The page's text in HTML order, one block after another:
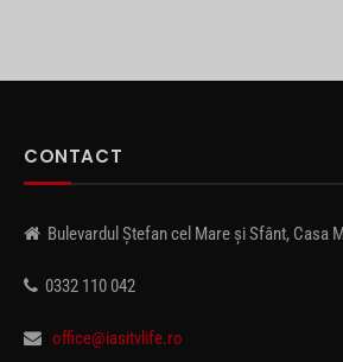
CONTACT
Bulevardul Ștefan cel Mare și Sfânt, Casa
0332 110 042
office@iasitvlife.ro